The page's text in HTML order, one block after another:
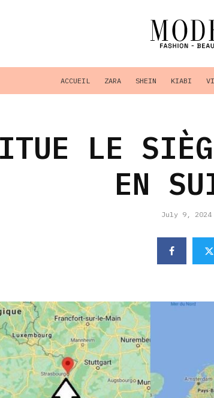
ACCUEIL ZARA SHEIN KIABI
LE
EN
July 9, 2024